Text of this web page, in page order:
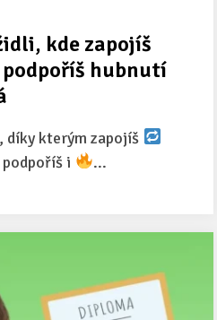
kde zapojíš
hubnutí
díky kterým zapojíš
i
...